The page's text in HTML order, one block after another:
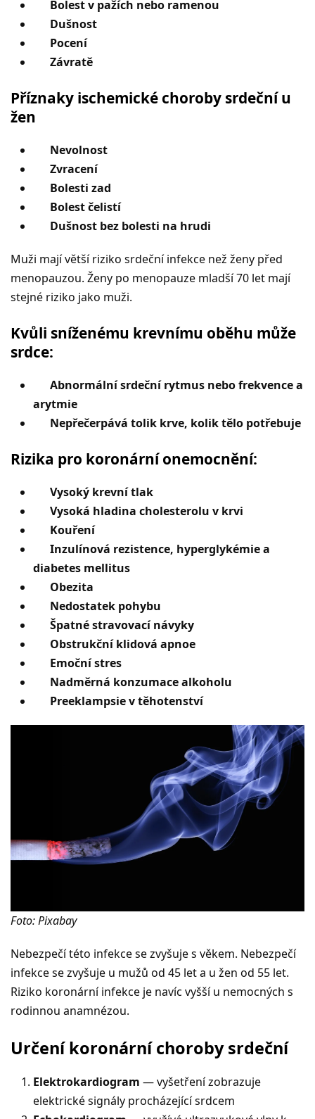
Bolest v pažích nebo ramenou
Dušnost
Pocení
Závratě
Příznaky ischemické choroby srdeční u
žen
Nevolnost
Zvracení
Bolesti zad
Bolest čelistí
Dušnost bez bolesti na hrudi
Muži mají větší riziko srdeční infekce než ženy před
menopauzou. Ženy po menopauze mladší 70 let mají
stejné riziko jako muži.
Kvůli sníženému krevnímu oběhu může
srdce:
Abnormální srdeční rytmus nebo frekvence a
arytmie
Nepřečerpává tolik krve, kolik tělo potřebuje
Rizika pro koronární onemocnění:
Vysoký krevní tlak
Vysoká hladina cholesterolu v krvi
Kouření
Inzulínová rezistence, hyperglykémie a
diabetes mellitus
Obezita
Nedostatek pohybu
Špatné stravovací návyky
Obstrukční klidová apnoe
Emoční stres
Nadměrná konzumace alkoholu
Preeklampsie v těhotenství
Foto: Pixabay
Nebezpečí této infekce se zvyšuje s věkem. Nebezpečí
infekce se zvyšuje u mužů od 45 let a u žen od 55 let.
Riziko koronární infekce je navíc vyšší u nemocných s
rodinnou anamnézou.
Určení koronární choroby srdeční
Elektrokardiogram — vyšetření zobrazuje
elektrické signály procházející srdcem